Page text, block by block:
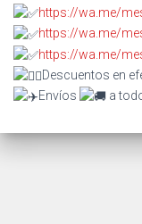
https://wa.me/
https://wa.me/
https://wa.me/
Descuentos en
Envíos
a